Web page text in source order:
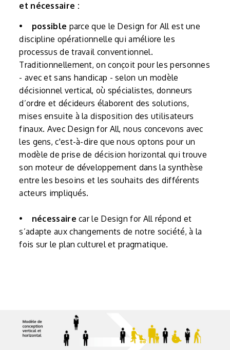
et nécessaire :
• possible parce que le Design for All est une
discipline opérationnelle qui améliore les
processus de travail conventionnel.
Traditionnellement, on conçoit pour les personnes
- avec et sans handicap - selon un modèle
décisionnel vertical, où spécialistes, donneurs
d’ordre et décideurs élaborent des solutions,
mises ensuite à la disposition des utilisateurs
finaux. Avec Design for All, nous concevons avec
les gens, c'est-à-dire que nous optons pour un
modèle de prise de décision horizontal qui trouve
son moteur de développement dans la synthèse
entre les besoins et les souhaits des différents
acteurs impliqués.
• nécessaire car le Design for All répond et
s’adapte aux changements de notre société, à la
fois sur le plan culturel et pragmatique.